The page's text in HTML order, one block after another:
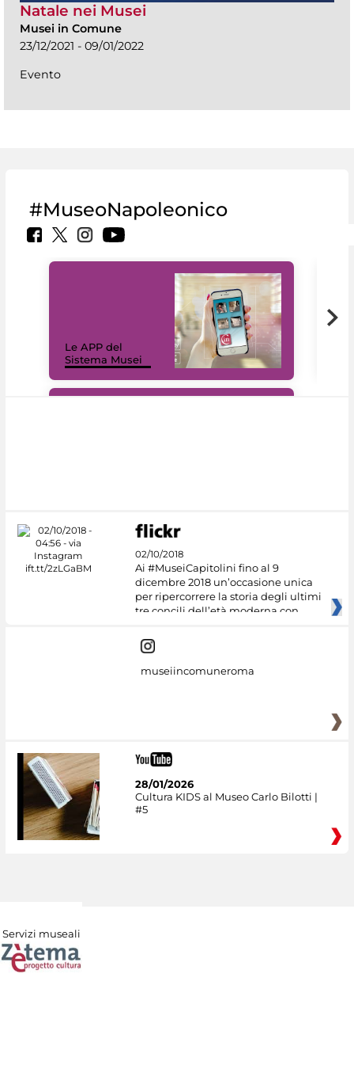
Natale nei Musei
Musei in Comune
23/12/2021 - 09/01/2022
Evento
#MuseoNapoleonico
Le APP del
Sistema Musei
02/10/2018
Ai #MuseiCapitolini fino al 9
dicembre 2018 un’occasione unica
per ripercorrere la storia degli ultimi
tre concili dell’età moderna con
museiincomuneroma
28/01/2026
Cultura KIDS al Museo Carlo Bilotti |
#5
Servizi museali